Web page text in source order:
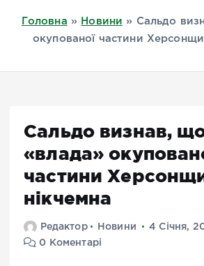
Головна » Новини »
Сальдо
окупованої частини
Сальдо визнав,
«влада»
частини
нікчемна
Редактор Новини
4 Січня,
0 Коментарі